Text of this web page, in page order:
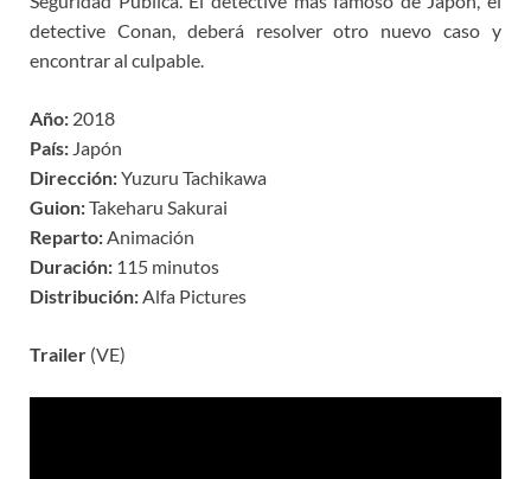
detective Conan, deberá resolver otro nuevo caso y
encontrar al culpable.
Año: 2018
País: Japón
Dirección:Yuzuru Tachikawa
Guion:Takeharu Sakurai
Reparto:Animación
Duración: 115 minutos
Distribución:Alfa Pictures
Trailer (VE)